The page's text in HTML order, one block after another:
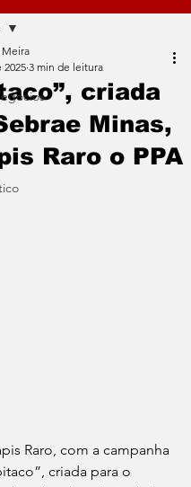
criada
Minas,
Raro o PPA
Meira
2025 3 min de leitura
Raro, com a campanha
”, criada para o